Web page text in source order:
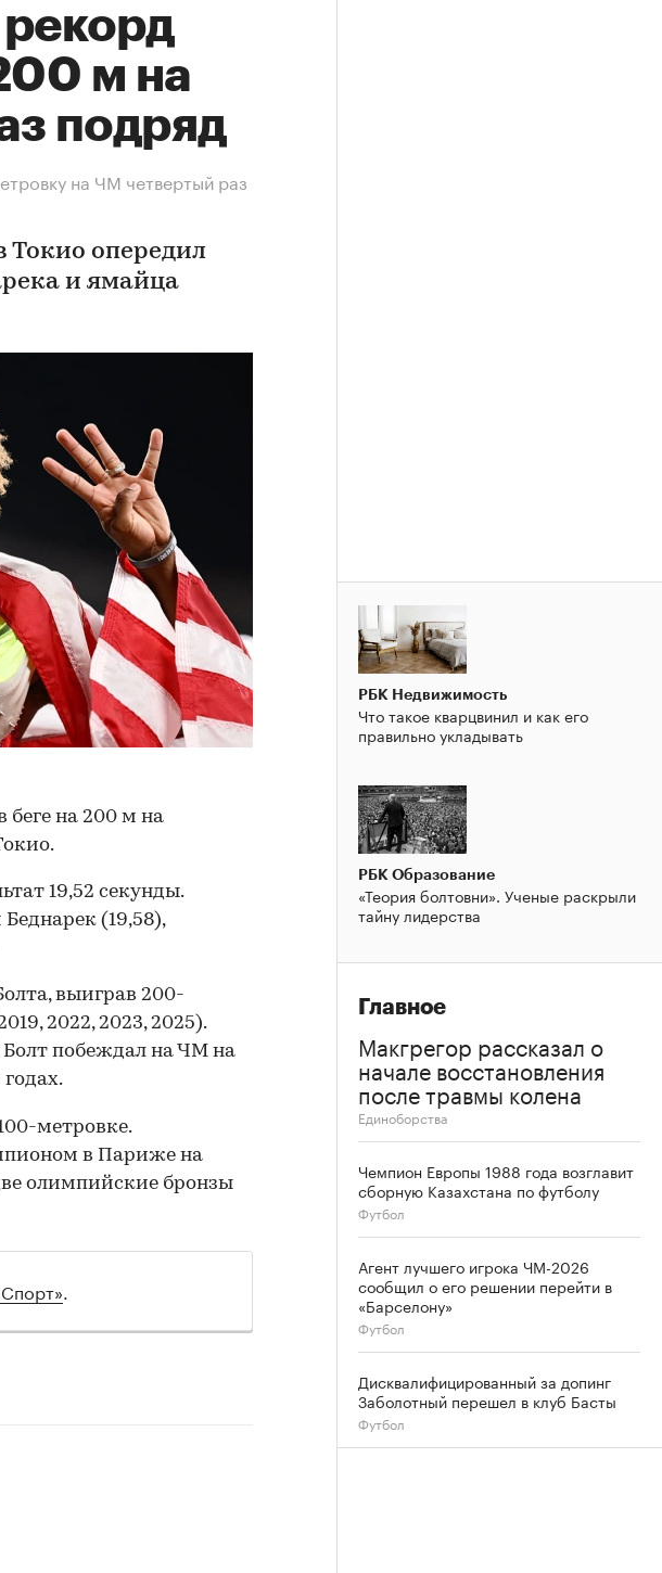
м на
подряд
на ЧМ четвертый раз
Токио опередил
и ямайца
беге на 200 м на
19,52 секунды.
(19,58),
выиграв 200-
2022, 2023, 2025).
побеждал на ЧМ на
метровке.
в Париже на
олимпийские бронзы
РБК Недвижимость
Что такое кварцвинил и как его
правильно укладывать
РБК Образование
«Теория болтовни». Ученые раскрыли
тайну лидерства
Главное
Макгрегор рассказал о
начале восстановления
после травмы колена
Единоборства
Чемпион Европы 1988 года возглавит
сборную Казахстана по футболу
Футбол
Агент лучшего игрока ЧМ-2026
сообщил о его решении перейти в
«Барселону»
Футбол
Дисквалифицированный за допинг
Заболотный перешел в клуб Басты
Футбол